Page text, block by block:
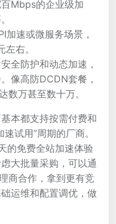
Mbps的企业级加
加速或微服务场景，
右。
全防护和动态加速，
像高防DCDN套餐，
数万甚至数十万。
本都支持按需付费和
试用”周期的厂商。
的免费全站加速体验
大批量采购，可以通
商合作，拿到更有竞
运维和配置调优，做